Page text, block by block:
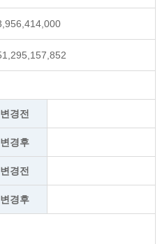
변경전
변경후
변경전
변경후